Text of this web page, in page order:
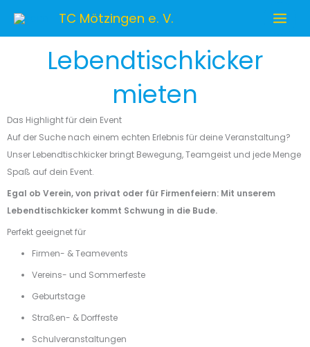
Inhalt
TC Mötzingen e. V.
Lebendtischkicker
mieten
Das Highlight für dein Event
Auf der Suche nach einem echten Erlebnis für deine Veranstaltung?
Unser Lebendtischkicker bringt Bewegung, Teamgeist und jede Menge
Spaß auf dein Event.
Egal ob Verein, von privat oder für Firmenfeiern: Mit unserem
Lebendtischkicker kommt Schwung in die Bude.
Perfekt geeignet für
Firmen- & Teamevents
Vereins- und Sommerfeste
Geburtstage
Straßen- & Dorffeste
Schulveranstaltungen